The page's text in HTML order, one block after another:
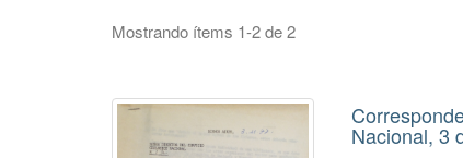
Mostrando ítems 1-2 de 2
Nacional, 3